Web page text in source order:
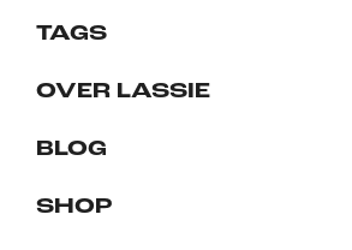
TAGS
OVER LASSIE
BLOG
SHOP